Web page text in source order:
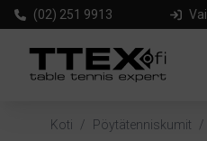
(02) 251 9913
Koti / Pöytätenniskumit /